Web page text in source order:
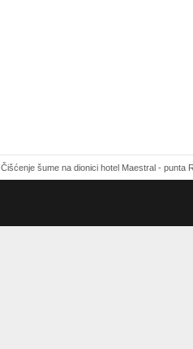
Čišćenje šume na dionici hotel Maestral - punta